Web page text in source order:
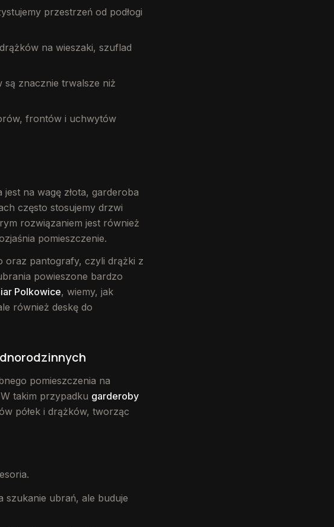
przestrzeń od podłogi
na wieszaki, szuflad
znacznie trwalsze niż
frontów i uchwytów
na wagę złota, garderoba
często stosujemy drzwi
rozwiązaniem jest również
pomieszczenie.
oraz pantografy, czyli drążki z
powieszone bardzo
Polkowice, wiemy, jak
również deskę do
pomieszczenia na
takim przypadku garderoby
półek i drążków, tworząc
szukanie ubrań, ale buduje